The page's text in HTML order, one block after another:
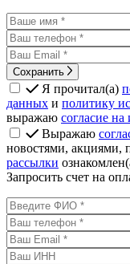
Сохранить
Я прочитал(а)
данных и политику
выражаю согласие
Выражаю
новостями, акциями,
рассылки
Запросить счет на